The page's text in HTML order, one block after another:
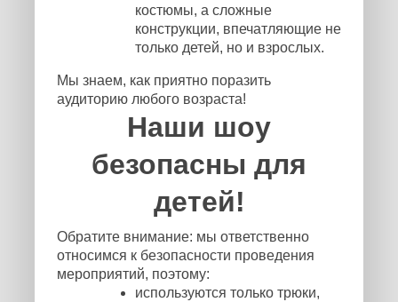
костюмы, а сложные
конструкции, впечатляющие не
только детей, но и взрослых.
Мы знаем, как приятно поразить
аудиторию любого возраста!
Наши шоу
безопасны для
детей!
Обратите внимание: мы ответственно
относимся к безопасности проведения
мероприятий, поэтому:
используются только трюки,